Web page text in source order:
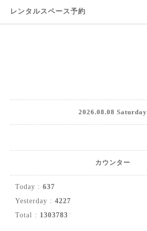
レンタルスペース予約
2026.08.08 Saturday
カウンター
Today : 637
Yesterday : 4227
Total : 1303783